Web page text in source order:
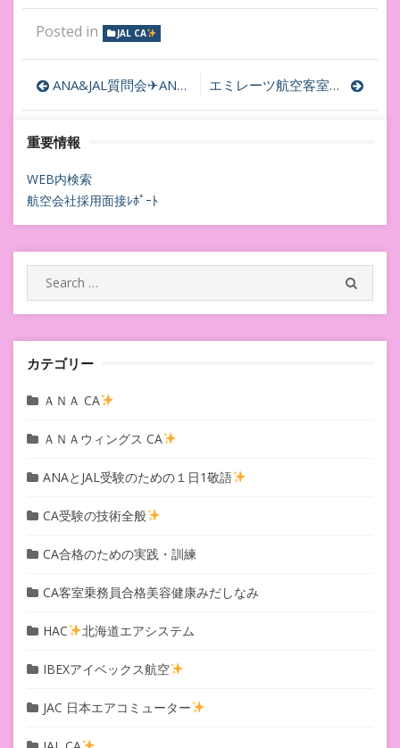
Posted in JAL CA
投
稿
ナ
ビ
ゲ
ー
シ
ョ
ン
ANA&JAL質問会✈ANA＆JAL２０１８採用面接新卒＆既卒内定に向けて エミレーツ航空客室乗務員CA採用面接について✈
重要情報
WEB内検索
航空会社採用面接ﾚﾎﾟｰﾄ
Search
for:
カテゴリー
ＡＮＡ CA
ＡＮＡウィングス CA
ANAとJAL受験のための１日1敬語
CA受験の技術全般
CA合格のための実践・訓練
CA客室乗務員合格美容健康みだしなみ
HAC 北海道エアシステム
IBEXアイベックス航空
JAC 日本エアコミューター